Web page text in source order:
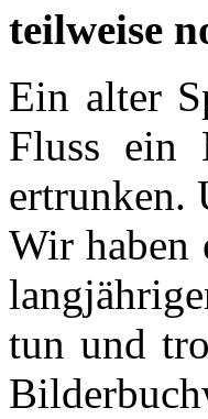
teilweise
Ein alter
Fluss ein
ertrunken.
Wir haben
tun und